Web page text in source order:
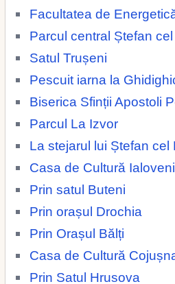
Facultatea de
Parcul central Ștefan
Satul Trușeni
Pescuit iarna la
Biserica Sfinții Apostoli
Parcul La Izvor
La stejarul lui Ștefan cel
Casa de Cultură Ialoveni
Prin satul Buteni
Prin orașul Drochia
Prin Orașul Bălți
Casa de Cultură
Prin Satul Hrusova